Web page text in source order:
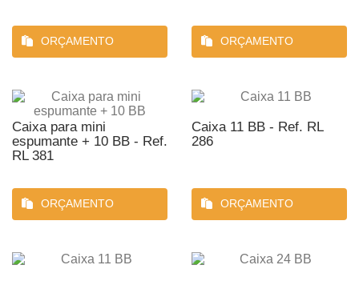
ORÇAMENTO ORÇAMENTO
Caixa para mini
espumante + 10 BB - Ref.
RL 381
ORÇAMENTO
Caixa 11 BB - Ref. RL
286
ORÇAMENTO